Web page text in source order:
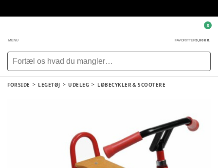
MENU FAVORITTER0,00 KR.
0
FORSIDE LEGETØJ UDELEG LØBECYKLER & SCOOTERE